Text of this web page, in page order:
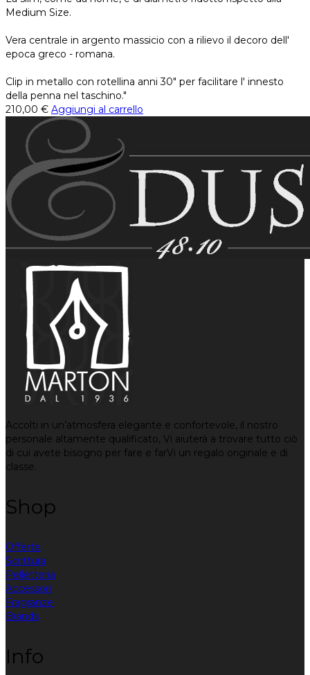
Medium Size.
Vera centrale in argento massicio con a rilievo il decoro dell'
epoca greco - romana.
Clip in metallo con rotellina anni 30" per facilitare l' innesto
della penna nel taschino."
210,00 € Aggiungi al carrello
Accolti in un’atmosfera elegante e confortevole, il nostro
personale altamente qualificato, Vi aiuterà a trovare tutto ciò
di cui avete bisogno per fare e farVi un regalo originale e di
classe.
Shop
Offerte
Scrittura
Pelletteria
Accessori
Fragranze
Brands
Info